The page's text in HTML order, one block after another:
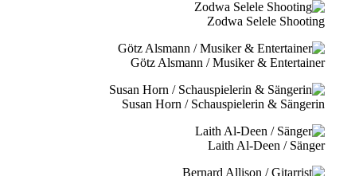
Zodwa Selele Shooting
Götz Alsmann / Musiker & Entertainer
Susan Horn / Schauspielerin & Sängerin
Laith Al-Deen / Sänger